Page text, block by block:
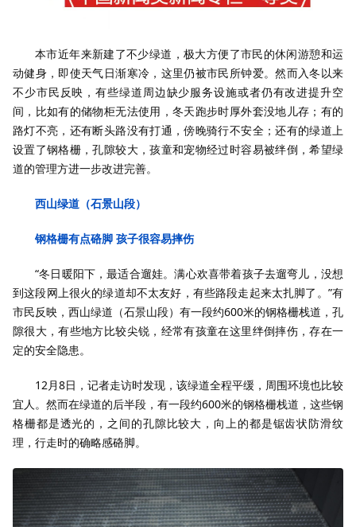
本市近年来新建了不少绿道，极大方便了市民的休闲游憩和运
动健身，即使天气日渐寒冷，这里仍被市民所钟爱。然而入冬以来
不少市民反映，有些绿道周边缺少服务设施或者仍有改进提升空
间，比如有的储物柜无法使用，冬天跑步时厚外套没地儿存；有的
路灯不亮，还有断头路没有打通，傍晚骑行不安全；还有的绿道上
设置了钢格栅，孔隙较大，孩童和宠物经过时容易被绊倒，希望绿
道的管理方进一步改进完善。
西山绿道 （石景山段）
钢格栅有点硌脚 孩子很容易摔伤
“冬日暖阳下，最适合遛娃。满心欢喜带着孩子去遛弯儿，没想
到这段网上很火的绿道却不太友好，有些路段走起来太扎脚了。”有
市民反映，西山绿道（石景山段）有一段约600米的钢格栅栈道，孔
隙很大，有些地方比较尖锐，经常有孩童在这里绊倒摔伤，存在一
定的安全隐患。
12月8日，记者走访时发现，该绿道全程平缓，周围环境也比较
宜人。然而在绿道的后半段，有一段约600米的钢格栅栈道，这些钢
格栅都是透光的，之间的孔隙比较大，向上的都是锯齿状防滑纹
理，行走时的确略感硌脚。